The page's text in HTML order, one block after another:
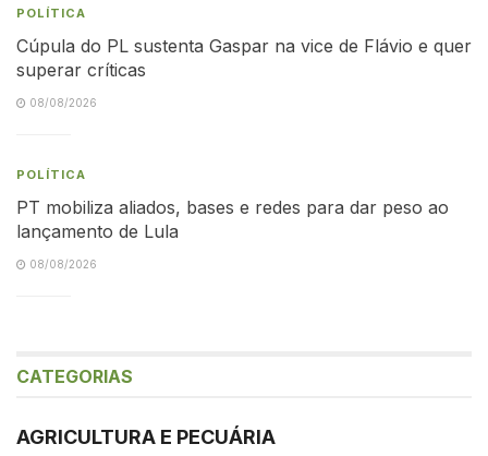
POLÍTICA
Cúpula do PL sustenta Gaspar na vice de Flávio e quer
superar críticas
08/08/2026
POLÍTICA
PT mobiliza aliados, bases e redes para dar peso ao
lançamento de Lula
08/08/2026
CATEGORIAS
AGRICULTURA E PECUÁRIA